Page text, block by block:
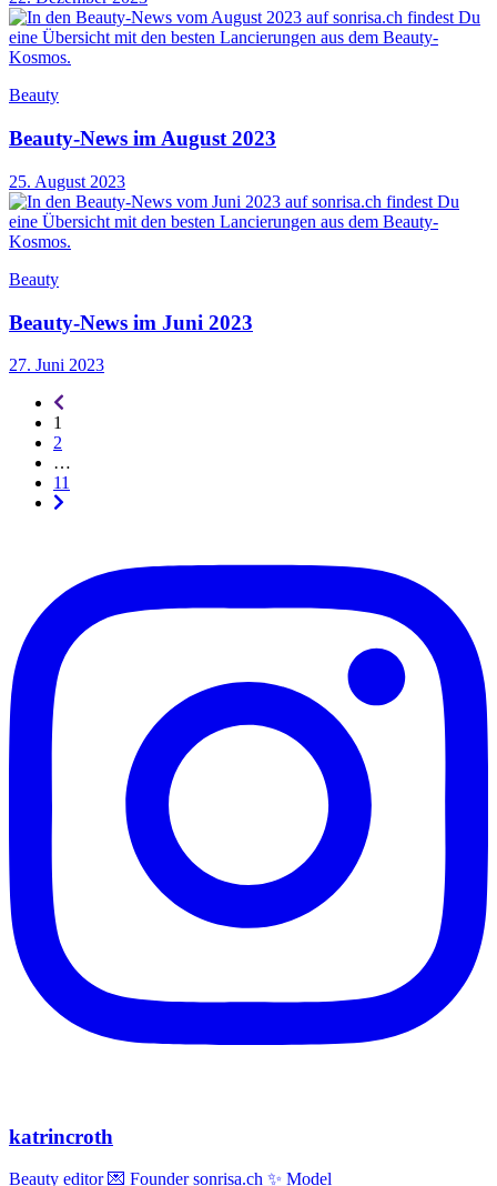
Beauty
Beauty-News im August 2023
25. August 2023
Beauty
Beauty-News im Juni 2023
27. Juni 2023
1
2
…
11
katrincroth
Beauty editor 💌 Founder sonrisa.ch ✨ Model